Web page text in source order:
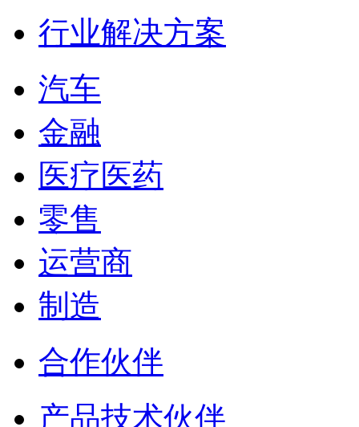
行业解决方案
汽车
金融
医疗医药
零售
运营商
制造
合作伙伴
产品技术伙伴